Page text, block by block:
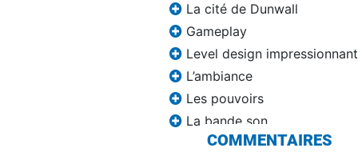
La cité de Dunwall
Gameplay
Level design impressionnant
L’ambiance
Les pouvoirs
La bande son
COMMENTAIRES